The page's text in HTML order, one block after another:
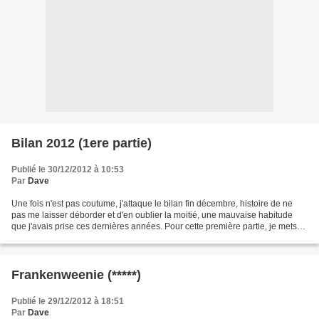
Bilan 2012 (1ere partie)
Publié le 30/12/2012 à 10:53
Par Dave
Une fois n'est pas coutume, j'attaque le bilan fin décembre, histoire de ne
pas me laisser déborder et d'en oublier la moitié, une mauvaise habitude
que j'avais prise ces dernières années. Pour cette première partie, je mets
Frankenweenie (*****)
Publié le 29/12/2012 à 18:51
Par Dave